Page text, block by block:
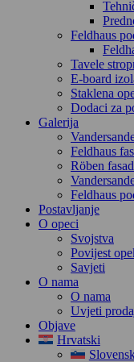
Feldhaus
Tavele
E-board
Staklena
Dodaci za
Galerija
Feldhaus
Röben
Feldhaus
Postavljanje
O opeci
Svojstva
Povijest
Savjeti
O nama
O nama
Uvjeti
Objave
Hrvatski